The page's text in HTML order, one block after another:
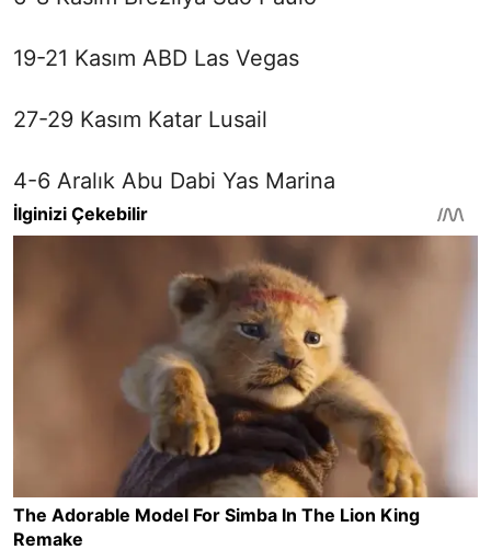
19-21 Kasım ABD Las Vegas
27-29 Kasım Katar Lusail
4-6 Aralık Abu Dabi Yas Marina